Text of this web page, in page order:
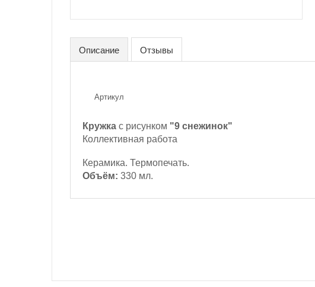
Описание Отзывы
Артикул
Кружка с рисунком "9 снежинок"
Коллективная работа
Керамика. Термопечать.
Объём: 330 мл.